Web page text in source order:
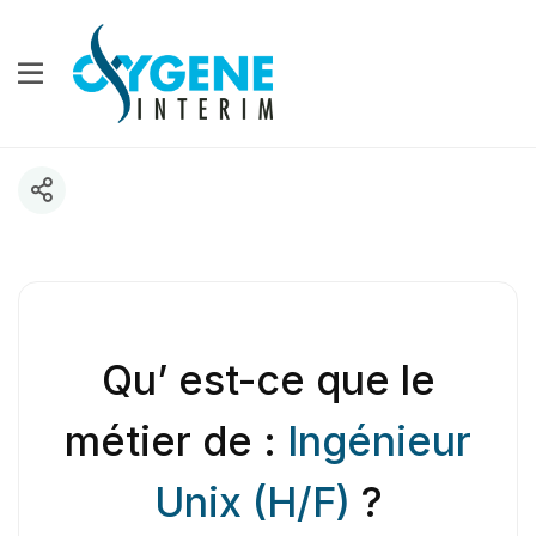
Qu’ est-ce que le
métier de : Ingénieur
Unix (H/F) ?